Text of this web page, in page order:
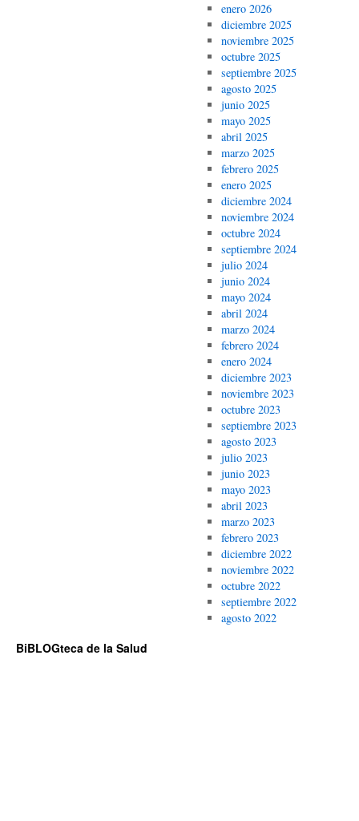
enero 2026
diciembre 2025
noviembre 2025
octubre 2025
septiembre 2025
agosto 2025
junio 2025
mayo 2025
abril 2025
marzo 2025
febrero 2025
enero 2025
diciembre 2024
noviembre 2024
octubre 2024
septiembre 2024
julio 2024
junio 2024
mayo 2024
abril 2024
marzo 2024
febrero 2024
enero 2024
diciembre 2023
noviembre 2023
octubre 2023
septiembre 2023
agosto 2023
julio 2023
junio 2023
mayo 2023
abril 2023
marzo 2023
febrero 2023
diciembre 2022
noviembre 2022
octubre 2022
septiembre 2022
agosto 2022
BiBLOGteca de la Salud